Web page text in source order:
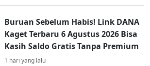
Buruan Sebelum Habis! Link DANA
Kaget Terbaru 6 Agustus 2026 Bisa
Kasih Saldo Gratis Tanpa Premium
1 hari yang lalu